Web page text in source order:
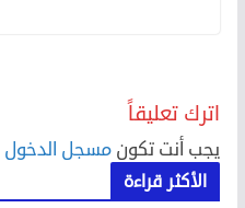
اترك تعليقاً
يجب أنت تكون مسجل الدخول
الأكثر قراءة